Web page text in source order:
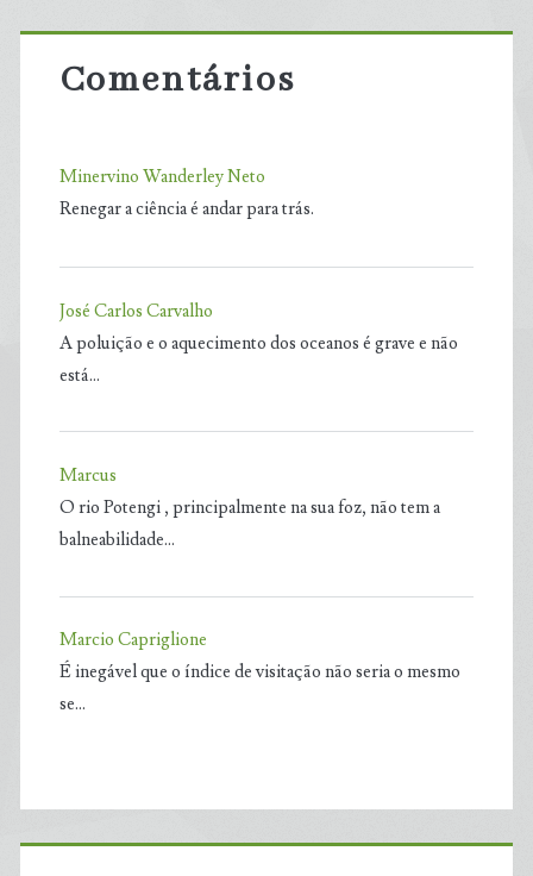
Comentários
Minervino Wanderley Neto
Renegar a ciência é andar para trás.
José Carlos Carvalho
A poluição e o aquecimento dos oceanos é grave e não
está…
Marcus
O rio Potengi , principalmente na sua foz, não tem a
balneabilidade…
Marcio Capriglione
É inegável que o índice de visitação não seria o mesmo
se…